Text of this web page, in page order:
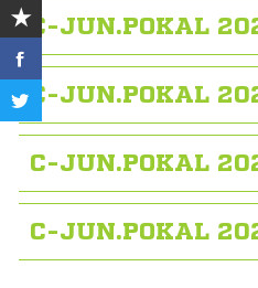
C-JUN.POKAL
C-JUN.POKAL
C-JUN.POKAL
C-JUN.POKAL